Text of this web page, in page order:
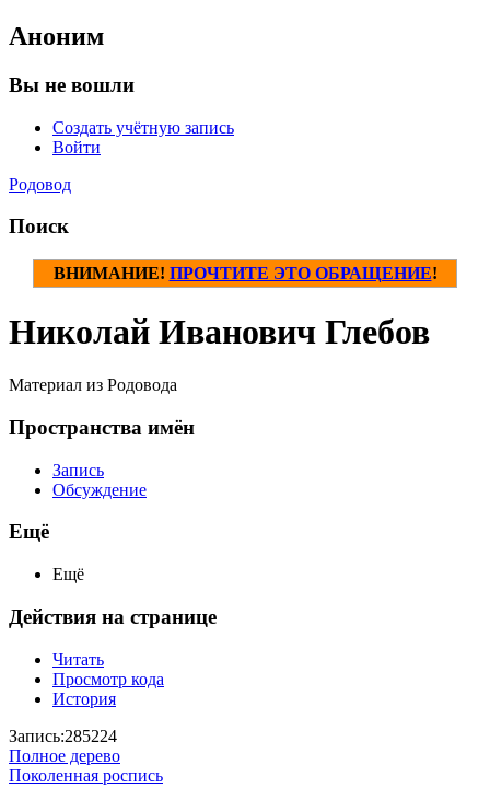
Аноним
Вы не вошли
Создать учётную запись
Войти
Родовод
Поиск
ВНИМАНИЕ! ПРОЧТИТЕ ЭТО ОБРАЩЕНИЕ!
Николай Иванович Глебов
Материал из Родовода
Пространства имён
Запись
Обсуждение
Ещё
Ещё
Действия на странице
Читать
Просмотр кода
История
Запись:285224
Полное дерево
Поколенная роспись